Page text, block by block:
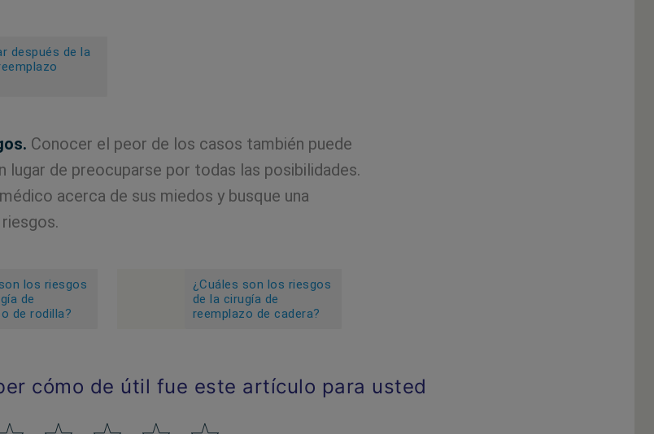
después de la
Conocer el peor de los casos también puede
lugar de preocuparse por todas las posibilidades.
acerca de sus miedos y busque una
los riesgos
de
de rodilla?
¿Cuáles son los riesgos
de la cirugía de
reemplazo de cadera?
cómo de útil fue este artículo para usted